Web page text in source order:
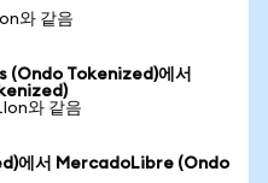
와 같음
Tokenized)에서
와 같음
에서 MercadoLibre (Ondo